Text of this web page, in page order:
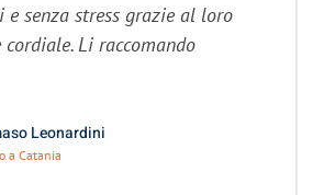
e senza stress grazie al loro
Li raccomando
Leonardini
a Catania